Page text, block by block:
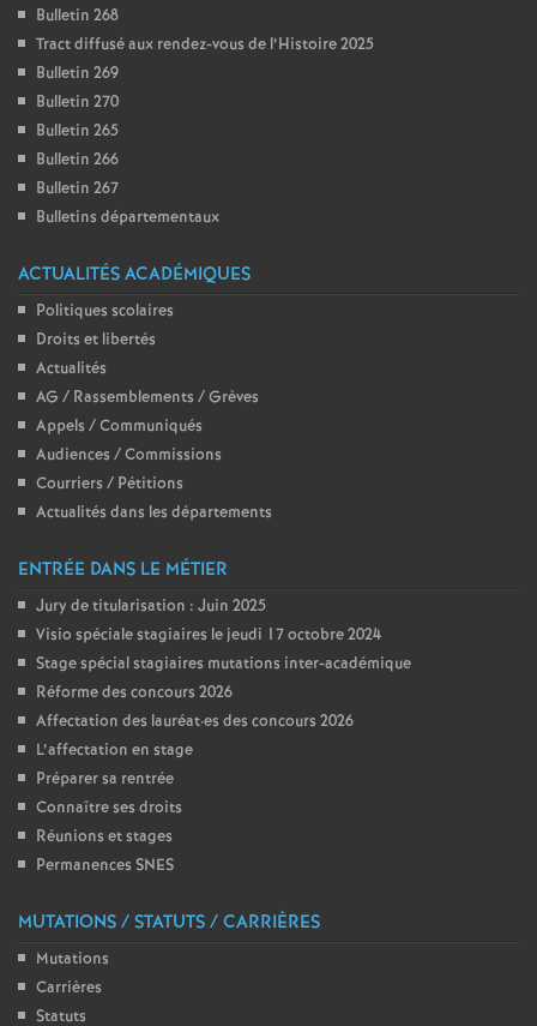
s
c
o
g
Bulletin 268
Tract diffusé aux rendez-vous de l’Histoire 2025
Bulletin 269
Bulletin 270
Bulletin 265
Bulletin 266
Bulletin 267
Bulletins départementaux
ACTUALITÉS ACADÉMIQUES
Politiques scolaires
Droits et libertés
Actualités
AG / Rassemblements / Grèves
Appels / Communiqués
Audiences / Commissions
Courriers / Pétitions
Actualités dans les départements
ENTRÉE DANS LE MÉTIER
Jury de titularisation : Juin 2025
Visio spéciale stagiaires le jeudi 17 octobre 2024
Stage spécial stagiaires mutations inter-académique
Réforme des concours 2026
Affectation des lauréat·es des concours 2026
L’affectation en stage
Préparer sa rentrée
Connaître ses droits
Réunions et stages
Permanences SNES
MUTATIONS / STATUTS / CARRIÈRES
Mutations
Carrières
Statuts